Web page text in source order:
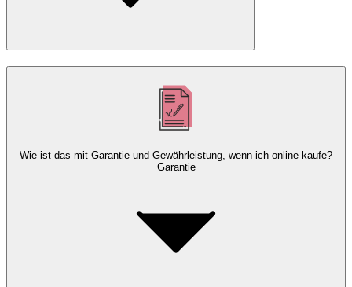
Wie ist das mit Garantie und Gewährleistung, wenn ich online kaufe?
Garantie